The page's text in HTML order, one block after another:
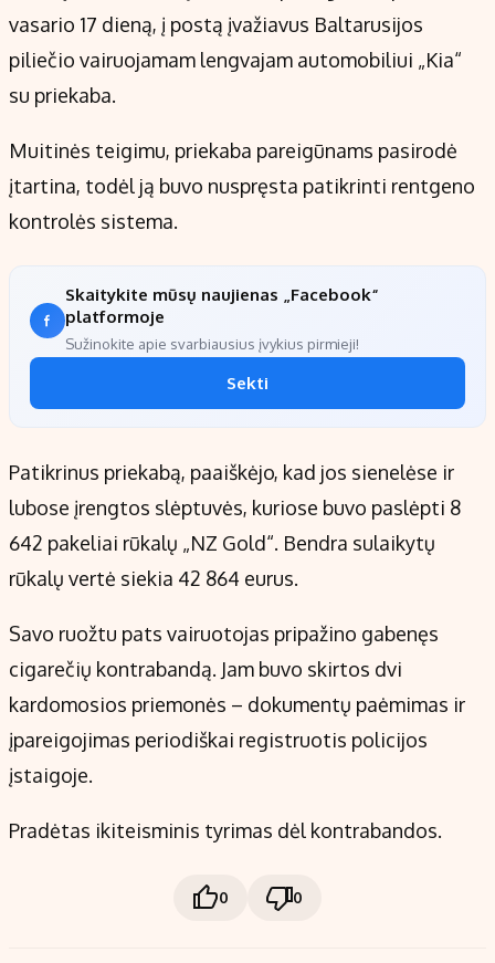
vasario 17 dieną, į postą įvažiavus Baltarusijos
piliečio vairuojamam lengvajam automobiliui „Kia“
su priekaba.
Muitinės teigimu, priekaba pareigūnams pasirodė
įtartina, todėl ją buvo nuspręsta patikrinti rentgeno
kontrolės sistema.
Skaitykite mūsų naujienas „Facebook“
platformoje
Sužinokite apie svarbiausius įvykius pirmieji!
Sekti
Patikrinus priekabą, paaiškėjo, kad jos sienelėse ir
lubose įrengtos slėptuvės, kuriose buvo paslėpti 8
642 pakeliai rūkalų „NZ Gold“. Bendra sulaikytų
rūkalų vertė siekia 42 864 eurus.
Savo ruožtu pats vairuotojas pripažino gabenęs
cigarečių kontrabandą. Jam buvo skirtos dvi
kardomosios priemonės – dokumentų paėmimas ir
įpareigojimas periodiškai registruotis policijos
įstaigoje.
Pradėtas ikiteisminis tyrimas dėl kontrabandos.
0 0